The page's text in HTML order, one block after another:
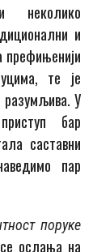
неколико
и
префињенији
те је
разумљива. У
бар
саставни
пар
поруке
ослања на